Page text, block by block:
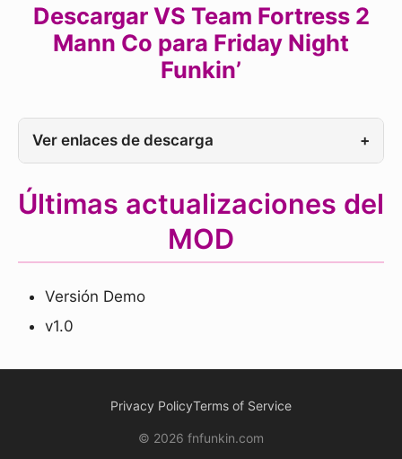
Descargar VS Team Fortress 2
Mann Co para Friday Night
Funkin’
Ver enlaces de descarga +
Últimas actualizaciones del
MOD
Versión Demo
v1.0
Privacy PolicyTerms of Service
© 2026 fnfunkin.com